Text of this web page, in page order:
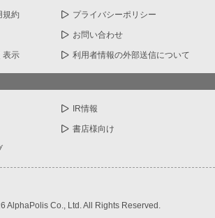
規約 プライバシーポリシー
お問い合わせ
表示 利用者情報の外部送信について
IR情報
書店様向け
AlphaPolis Co., Ltd. All Rights Reserved.